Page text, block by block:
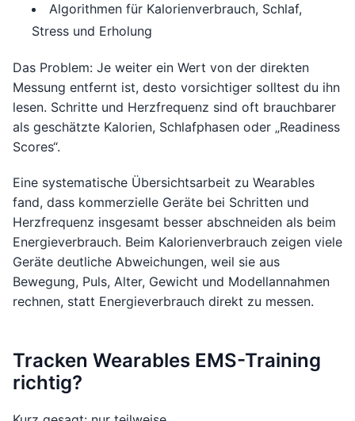
Algorithmen für Kalorienverbrauch, Schlaf,
Stress und Erholung
Das Problem: Je weiter ein Wert von der direkten
Messung entfernt ist, desto vorsichtiger solltest du ihn
lesen. Schritte und Herzfrequenz sind oft brauchbarer
als geschätzte Kalorien, Schlafphasen oder „Readiness
Scores“.
Eine systematische Übersichtsarbeit zu Wearables
fand, dass kommerzielle Geräte bei Schritten und
Herzfrequenz insgesamt besser abschneiden als beim
Energieverbrauch. Beim Kalorienverbrauch zeigen viele
Geräte deutliche Abweichungen, weil sie aus
Bewegung, Puls, Alter, Gewicht und Modellannahmen
rechnen, statt Energieverbrauch direkt zu messen.
Tracken Wearables EMS-Training
richtig?